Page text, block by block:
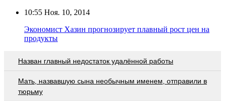
10:55 Ноя. 10, 2014
Экономист Хазин прогнозирует плавный рост цен на
продукты
Назван главный недостаток удалённой работы
Мать, назвавшую сына необычным именем, отправили в
тюрьму